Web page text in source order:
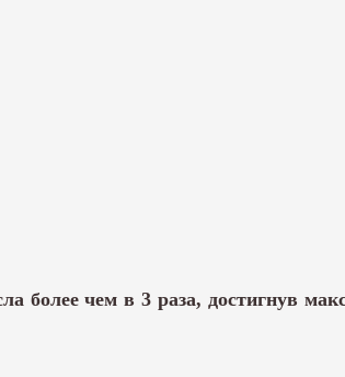
более чем в 3 раза, достигнув